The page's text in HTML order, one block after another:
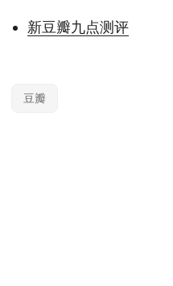
新豆瓣九点测评
豆瓣